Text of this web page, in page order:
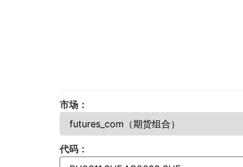
市场：
代码：